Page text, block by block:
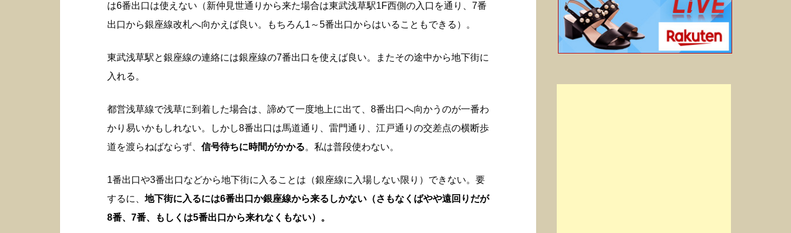
は6番出口は使えない（新仲見世通りから来た場合は東武浅草駅1F西側の入口を通り、7番
出口から銀座線改札へ向かえば良い。もちろん1～5番出口からはいることもできる）。
東武浅草駅と銀座線の連絡には銀座線の7番出口を使えば良い。またその途中から地下街に
入れる。
都営浅草線で浅草に到着した場合は、諦めて一度地上に出て、8番出口へ向かうのが一番わ
かり易いかもしれない。しかし8番出口は馬道通り、雷門通り、江戸通りの交差点の横断歩
道を渡らねばならず、 信号待ちに時間がかかる。私は普段使わない。
1番出口や3番出口などから地下街に入ることは（銀座線に入場しない限り）できない。要
するに、 地下街に入るには6番出口か銀座線から来るしかない（さもなくばやや遠回りだが
8番、7番、もしくは5番出口から来れなくもない）。